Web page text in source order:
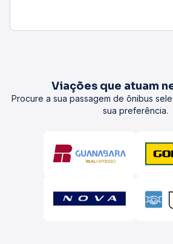
Viações que atuam
Procure a sua passagem de ônibus
sua preferência.